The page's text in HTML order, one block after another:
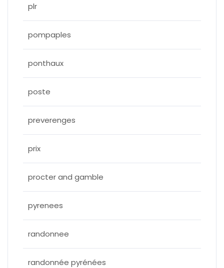
plr
pompaples
ponthaux
poste
preverenges
prix
procter and gamble
pyrenees
randonnee
randonnée pyrénées